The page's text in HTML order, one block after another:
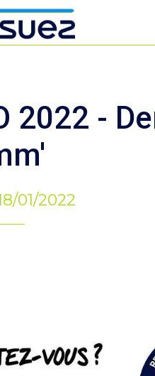
2022 -
01/2022